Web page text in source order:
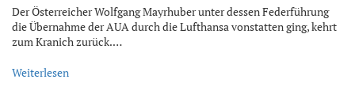
Der Österreicher Wolfgang Mayrhuber unter dessen Federführung
die Übernahme der AUA durch die Lufthansa vonstatten ging, kehrt
zum Kranich zurück.…
Weiterlesen